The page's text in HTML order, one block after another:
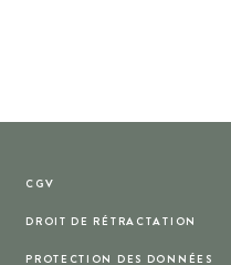
CGV
DROIT DE RÉTRACTATION
PROTECTION DES DONNÉES